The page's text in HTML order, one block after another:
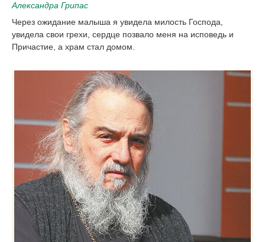
Александра Грипас
Через ожидание малыша я увидела милость Господа,
увидела свои грехи, сердце позвало меня на исповедь и
Причастие, а храм стал домом.